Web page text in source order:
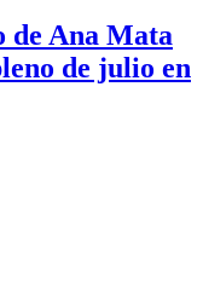
de Ana Mata
de julio en